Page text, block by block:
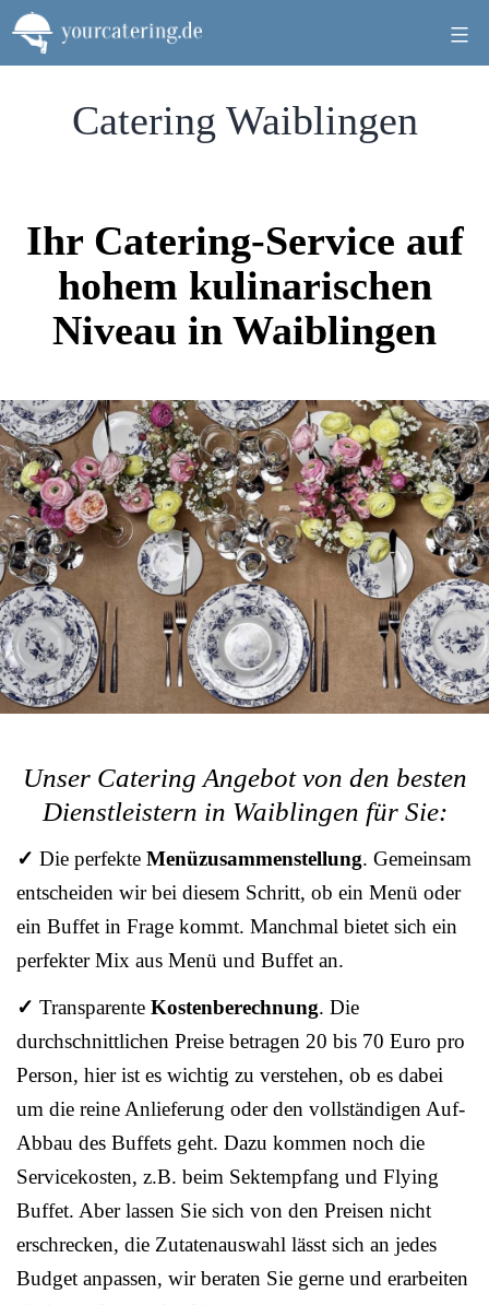
Zum
Inhalt
springen
Catering Waiblingen
Ihr Catering-Service auf
hohem kulinarischen
Niveau in Waiblingen
Unser Catering Angebot von den besten
Dienstleistern in Waiblingen für Sie:
✓ Die perfekte Menüzusammenstellung. Gemeinsam
entscheiden wir bei diesem Schritt, ob ein Menü oder
ein Buffet in Frage kommt. Manchmal bietet sich ein
perfekter Mix aus Menü und Buffet an.
✓ Transparente Kostenberechnung. Die
durchschnittlichen Preise betragen 20 bis 70 Euro pro
Person, hier ist es wichtig zu verstehen, ob es dabei
um die reine Anlieferung oder den vollständigen Auf-
Abbau des Buffets geht. Dazu kommen noch die
Servicekosten, z.B. beim Sektempfang und Flying
Buffet. Aber lassen Sie sich von den Preisen nicht
erschrecken, die Zutatenauswahl lässt sich an jedes
Budget anpassen, wir beraten Sie gerne und erarbeiten